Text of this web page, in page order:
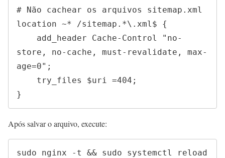
# Não cachear os arquivos sitemap.xml
location ~* /sitemap.*\.xml$ {
store, no-cache, must-revalidate, max-
age=0";
}
Após salvar o arquivo, execute:
sudo nginx -t && sudo systemctl reload